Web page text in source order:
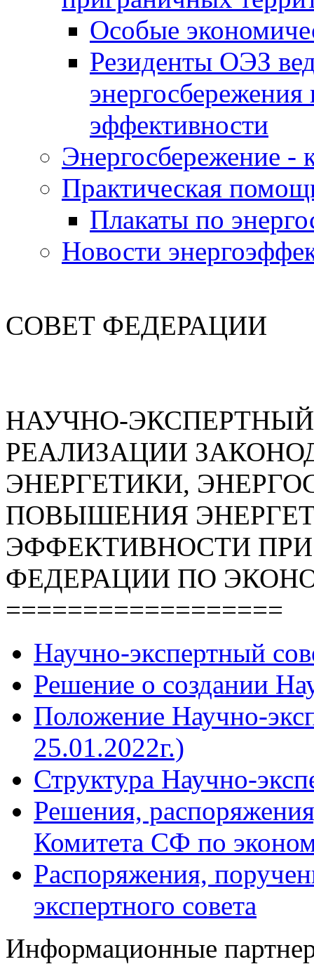
Особые
Резиденты ОЭЗ
эффективности
Энергосбережение -
Практическая
Плакаты по
Новости
СОВЕТ ФЕДЕРАЦИИ
НАУЧНО-
РЕАЛИЗАЦИИ
ЭНЕРГЕТИКИ,
ПОВЫШЕНИЯ
ЭФФЕКТИВНОСТИ
ФЕДЕРАЦИИ ПО
==================
Научно-экспертный
Решение о создании
Положение Научно-
25.01.2022г.)
Структура Научно-
Решения,
Комитета СФ по
Распоряжения,
экспертного совета
Информационные